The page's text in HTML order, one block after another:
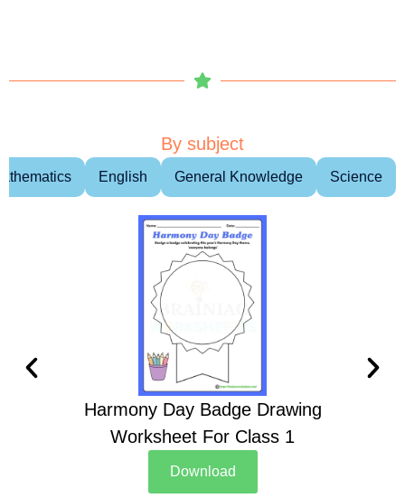
By subject
English General Knowledge Science
Harmony Day Badge Drawing
Worksheet For Class 1
Download